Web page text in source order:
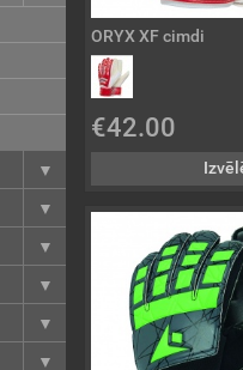
ORYX XF cimdi
€42.00